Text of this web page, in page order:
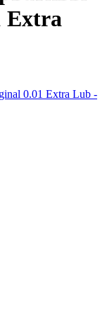
Extra